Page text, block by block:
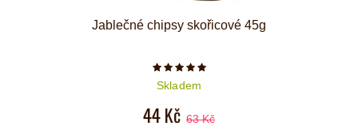
Jablečné chipsy skořicové 45g
Počet hvězdiček je 5 z 5
Skladem
44 Kč 63 Kč